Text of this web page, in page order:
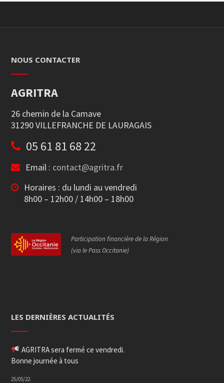
NOUS CONTACTER
AGRITRA
26 chemin de la Camave
31290 VILLEFRANCHE DE LAURAGAIS
05 61 81 68 22
Email : contact@agritra.fr
Horaires : du lundi au vendredi
8h00 – 12h00 / 14h00 – 18h00
Participation financière de la Région
(via le Pass Occitanie)
LES DERNIÈRES ACTUALITÉS
AGRITRA sera fermé ce vendredi.
Bonne journée à tous
25/05/22